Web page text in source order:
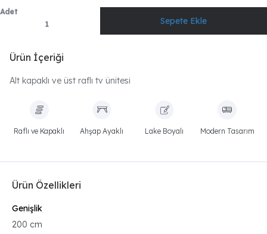
Adet
Ürün İçeriği
Alt kapaklı ve üst raflı tv ünitesi
Raflı ve Kapaklı Ahşap Ayaklı Lake Boyalı Modern Tasarım
Ürün Özellikleri
Genişlik
200 cm